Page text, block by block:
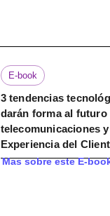
E-book
3 tendencias
darán forma al futuro
telecomunicaciones
Experiencia del
Mas sobre este E-